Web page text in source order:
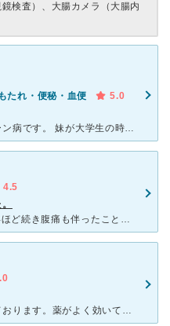
検査）、大腸カメラ（大腸内
たれ・便秘・血便
5.0
私の妹は国が指定する難病のクローン病です。 妹が大学生の時にこの病気を発症し、それから何年もお世話になっています。 妹は主に小腸に潰瘍ができ、一番ひどい時小腸の一部切除になりましたが適切な対応のお
4.5
[症状・来院理由] 下痢の症状が半年ほど続き腹痛も伴ったことから近くの病院で診察を受けて、こちらの病院を紹介してもらいました。病名は伏せますが難病との診断を受けましたので入院することになりました。入
抗がん剤治療で数年お世話になっております。薬がよく効いて回復傾向にあります。信頼出来るドクターと出会えて良かったと思っています。入院中も看護師さんは優しくて心配り気遣いが素晴らしいです。完治するまでし